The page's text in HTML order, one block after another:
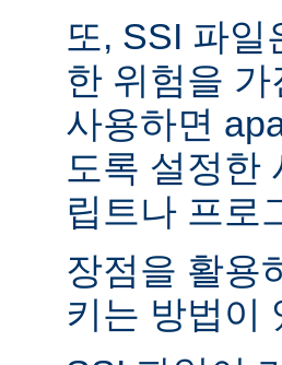
또, SSI 파
한 위험을
사용하면
도록 설정한
립트나 프로
장점을 활용
키는 방법이